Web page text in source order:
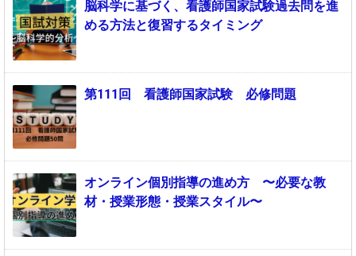
脳科学に基づく、看護師国家試験過去問を進
める方法と復習するタイミング
第111回 看護師国家試験 必修問題
オンライン個別指導の進め方 〜必要な教
材・授業形態・授業スタイル〜